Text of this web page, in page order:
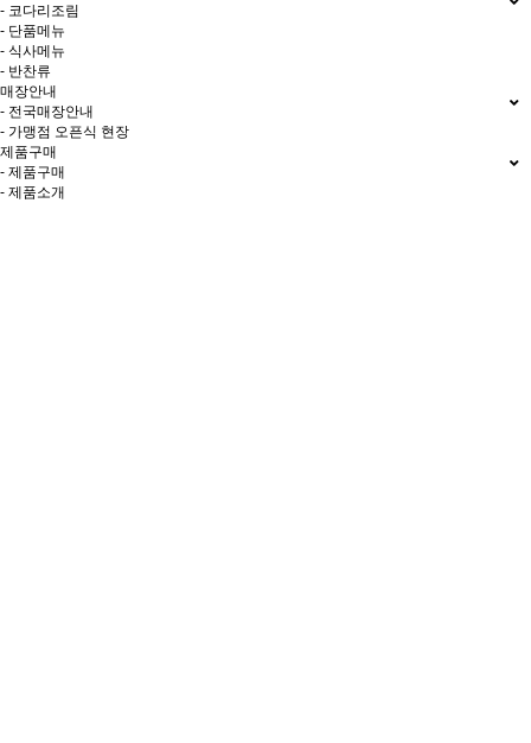
- 코다리조림
- 단품메뉴
- 식사메뉴
- 반찬류
매장안내
- 전국매장안내
- 가맹점 오픈식 현장
제품구매
- 제품구매
- 제품소개